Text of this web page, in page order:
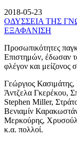
2018-05-23
ΟΔΥΣΣΕΙΑ ΤΗΣ
ΕΞΑΦΑΝΙΣΗ
Προσωπικότητες
Επιστημών, έδωσαν
φλέγον και μείζονος
Γεώργιος
Άντζελα Γκερέκου,
Stephen Miller,
Βενιαμίν
Μερκούρης,
κ.α. πολλοί.